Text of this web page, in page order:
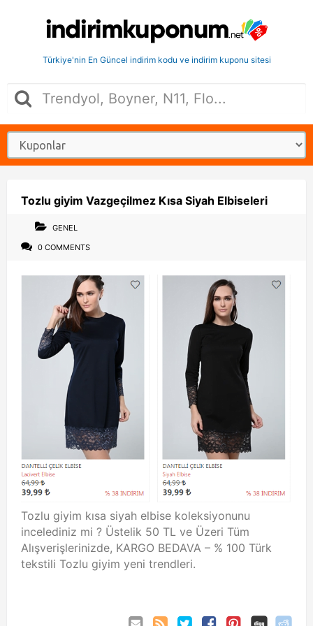
Türkiye'nin En Güncel indirim kodu ve indirim kuponu sitesi
Tozlu giyim Vazgeçilmez Kısa Siyah Elbiseleri
GENEL
0 COMMENTS
Tozlu giyim kısa siyah elbise koleksiyonunu
incelediniz mi ? Üstelik 50 TL ve Üzeri Tüm
Alışverişlerinizde, KARGO BEDAVA – % 100 Türk
tekstili Tozlu giyim yeni trendleri.